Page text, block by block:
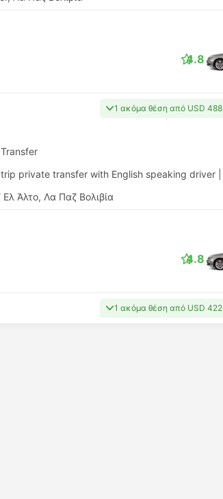
4.8
1 ακόμα θέση από USD 488
private transfer with English speaking driver
Άλτο, Λα Παζ Βολιβία
4.8
1 ακόμα θέση από USD 422